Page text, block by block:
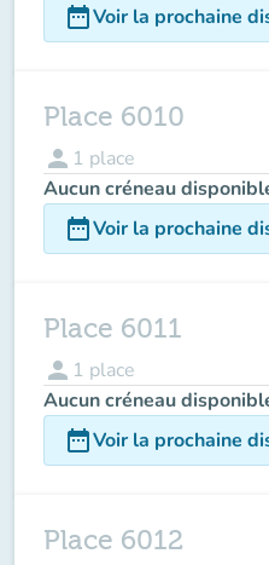
date_rangeVoir la prochaine
Place 6010
person 1 place
Aucun créneau
date_rangeVoir la prochaine
Place 6011
person 1 place
Aucun créneau
date_rangeVoir la prochaine
Place 6012